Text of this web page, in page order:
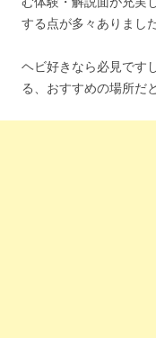
する点が多々ありました
ヘビ好きなら必見です
る、おすすめの場所だ